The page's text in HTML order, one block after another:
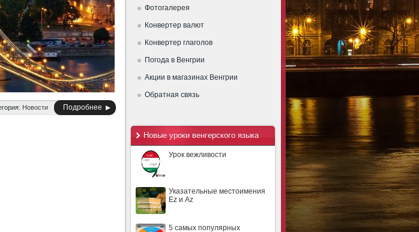
Фотогалерея
Конвертер валют
Конвертер глаголов
Погода в Венгрии
Акции в магазинах Венгрии
Обратная связь
Новые уроки венгерского языка
Урок вежливости
Указательные местоимения
Ez и Az
5 самых популярных
Новости Подробнее